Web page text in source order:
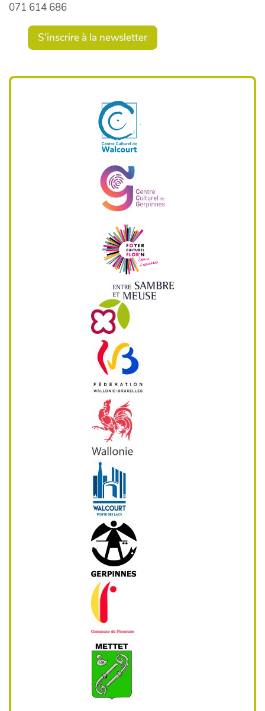
071 614 686
S'inscrire à la newsletter